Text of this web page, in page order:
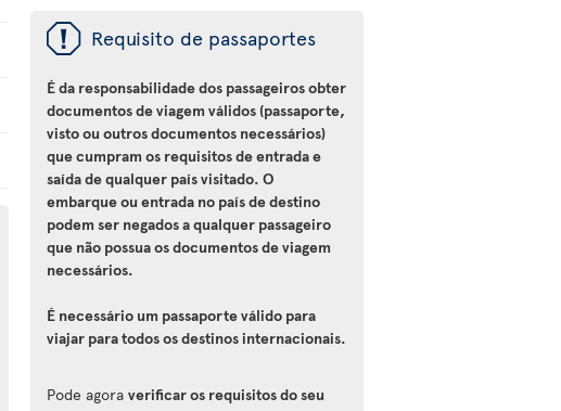
ü Requisito de passaportes
É da responsabilidade dos passageiros obter
documentos de viagem válidos (passaporte,
visto ou outros documentos necessários)
que cumpram os requisitos de entrada e
saída de qualquer país visitado. O
embarque ou entrada no país de destino
podem ser negados a qualquer passageiro
que não possua os documentos de viagem
necessários.
É necessário um passaporte válido para
viajar para todos os destinos internacionais.
Pode agoraverificar os requisitos do seu